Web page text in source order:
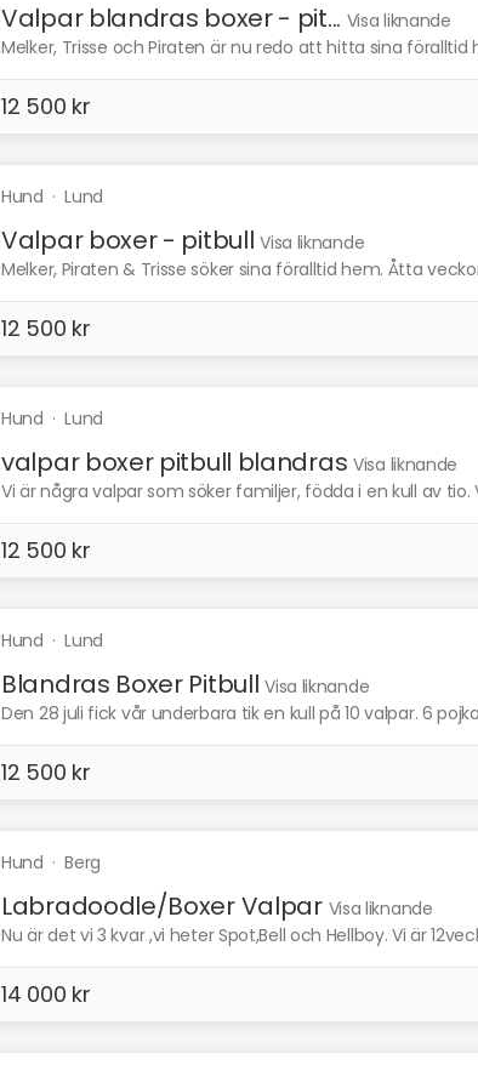
Valpar blandras boxer - pit... Visa liknande
Melker, Trisse och Piraten är nu redo att hitta sina föralltid
12 500 kr
Hund ·Lund
Valpar boxer - pitbull Visa liknande
Melker, Piraten & Trisse söker sina föralltid hem. Åtta
12 500 kr
Hund ·Lund
valpar boxer pitbull blandras Visa liknande
Vi är några valpar som söker familjer, födda i en kull av tio.
12 500 kr
Hund ·Lund
Blandras Boxer Pitbull Visa liknande
Den 28 juli fick vår underbara tik en kull på 10 valpar. 6
12 500 kr
Hund ·Berg
Labradoodle/Boxer Valpar Visa liknande
Nu är det vi 3 kvar ,vi heter Spot,Bell och Hellboy. Vi är
14 000 kr